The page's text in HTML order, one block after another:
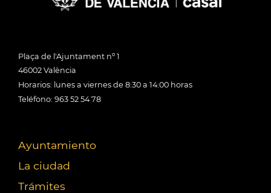
Plaça de l'Ajuntament nº 1
46002 València
Horarios: lunes a viernes de 8:30 a 14:00 horas
Teléfono: 963 52 54 78
Ayuntamiento
La ciudad
Trámites